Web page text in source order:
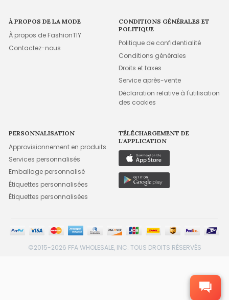
À PROPOS DE LA MODE
À propos de FashionTIY
Contactez-nous
CONDITIONS GÉNÉRALES ET
POLITIQUE
Politique de confidentialité
Conditions générales
Droits et taxes
Service après-vente
Déclaration relative à l'utilisation
des cookies
PERSONNALISATION
Approvisionnement en produits
Services personnalisés
Emballage personnalisé
Étiquettes personnalisées
Étiquettes personnalisées
TÉLÉCHARGEMENT DE
L'APPLICATION
©2015-2026 FFA WHOLESALE, INC. TOUS DROITS RÉSERVÉS